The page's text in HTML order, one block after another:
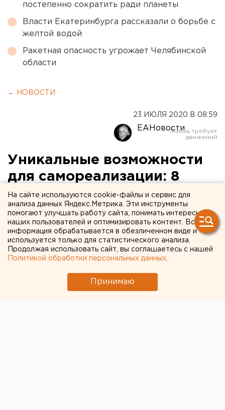
постепенно сократить ради планеты
Власти Екатеринбурга рассказали о борьбе с
желтой водой
Ракетная опасность угрожает Челябинской
области
← НОВОСТИ
23 ИЮЛЯ 2020 В 08:59
ЕАНовости
Уникальные возможности
для самореализации: 8
причин выбрать ЮУрГУ
Для каждого абитуриента важно выбрать такой
вуз, в котором он не только получит престижное
образование, но и раскроет свой потенциал.
На сайте используются cookie-файлы и сервис для
анализа данных Яндекс.Метрика. Эти инструменты
помогают улучшать работу сайта, понимать интересы
наших пользователей и оптимизировать контент. Вся
информация обрабатывается в обезличенном виде и
используется только для статистического анализа.
Продолжая использовать сайт, вы соглашаетесь с нашей
Политикой обработки персональных данных
Принимаю